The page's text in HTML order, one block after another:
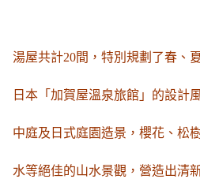
湯屋共計20間，特別規劃了春、
日本「加賀屋溫泉旅館」的設計
中庭及日式庭園造景，櫻花、松
水等絕佳的山水景觀，營造出清